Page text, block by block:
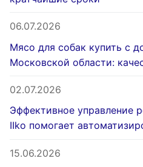
06.07.2026
Мясо для собак купить с
Московской области:
02.07.2026
Эффективное управление
IIko помогает
15.06.2026